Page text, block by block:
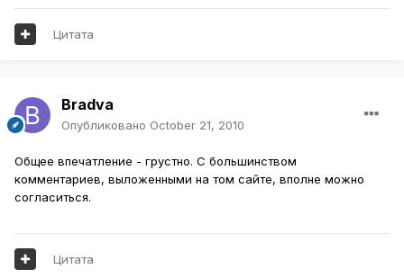
Цитата
Bradva
Опубликовано October 21, 2010
Общее впечатление - грустно. С большинством
комментариев, выложенными на том сайте, вполне можно
согласиться.
Цитата